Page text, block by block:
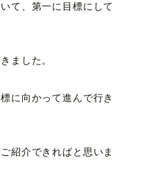
て、第一に目標にして
ました。
に向かって進んで行き
紹介できればと思いま